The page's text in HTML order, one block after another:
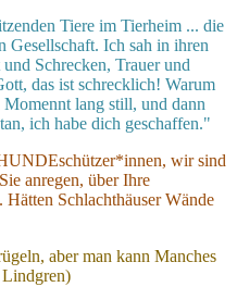
Tiere im Tierheim ... die
Gesellschaft. Ich sah in ihren
Schrecken, Trauer und
das ist schrecklich! Warum
lang still, und dann
ich habe dich geschaffen."
wir sind
anregen, über Ihre
Schlachthäuser Wände
aber man kann Manches
Lindgren)